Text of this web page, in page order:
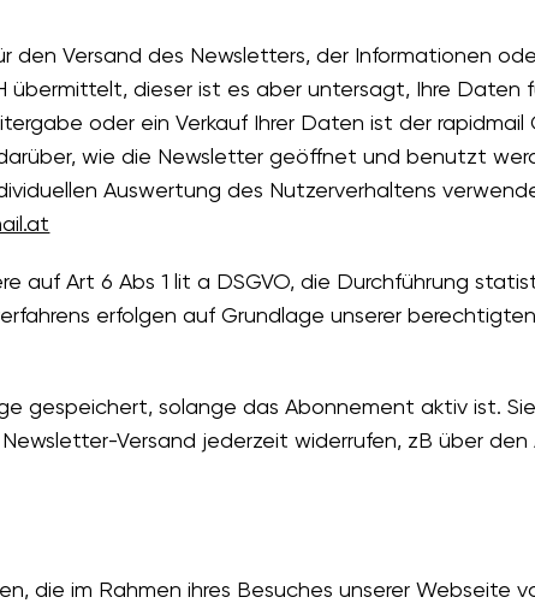
den Versand des Newsletters, der Informationen
dieser ist es aber untersagt, Ihre Daten
oder ein Verkauf Ihrer Daten ist der rapidmail
wie die Newsletter geöffnet und benutzt
Auswertung des Nutzerverhaltens
auf Art 6 Abs 1 lit a DSGVO, die Durchführung
erfolgen auf Grundlage unserer
gespeichert, solange das Abonnement aktiv ist.
Versand jederzeit widerrufen, zB über den
die im Rahmen ihres Besuches unserer Webseite